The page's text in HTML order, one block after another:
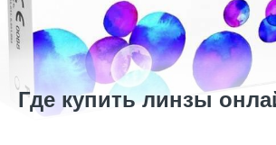
Где купить линзы